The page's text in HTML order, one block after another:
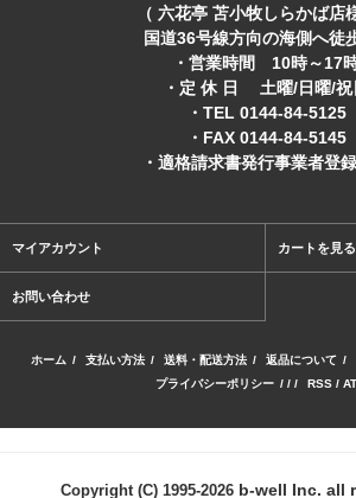
（ 六花亭 苫小牧しらかば店
国道36号線方向の海側へ徒
・営業時間 10時～17
・定 休 日 土曜/日曜/祝
・TEL 0144-84-5125
・FAX 0144-84-5145
・適格請求書発行事業者登
マイアカウント カートを見る
お問い合わせ
ホーム / 支払い方法 / 送料・配送方法 / 返品について /
プライバシーポリシー / / / RSS /
Copyright (C) 1995-2026 b-well Inc. all